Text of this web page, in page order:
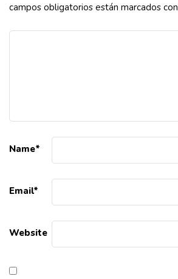
campos obligatorios están marcados con
Name*
Email*
Website